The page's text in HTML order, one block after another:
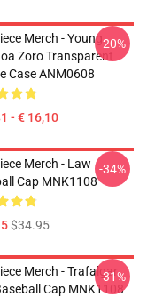
Merch - Young
Zoro Transparent
Case ANM0608
- € 16,10
-20%
Merch - Law
Cap MNK1108
$34.95
-34%
Merch - Trafalgar
Cap MNK1108
-31%